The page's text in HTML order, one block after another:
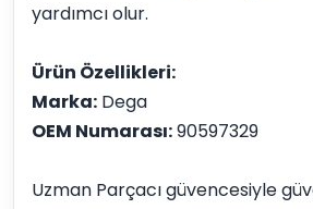
yardımcı olur.
Ürün Özellikleri:
Marka: Dega
OEM Numarası:90597329
Uzman Parçacı güvencesiyle